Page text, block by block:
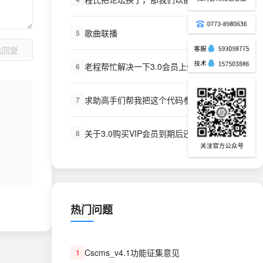
复
5 歌曲联播
6 老程帮忙解决一下3.0会员上传舞曲不加点
7 求助高手们帮我把这个代码参数什么的写一下，本人草根勿喷！谢谢了
8 关于3.0购买VIP会员到期后还是可以下载的问题
热门问题
1 Cscms_v4.1功能征集意见